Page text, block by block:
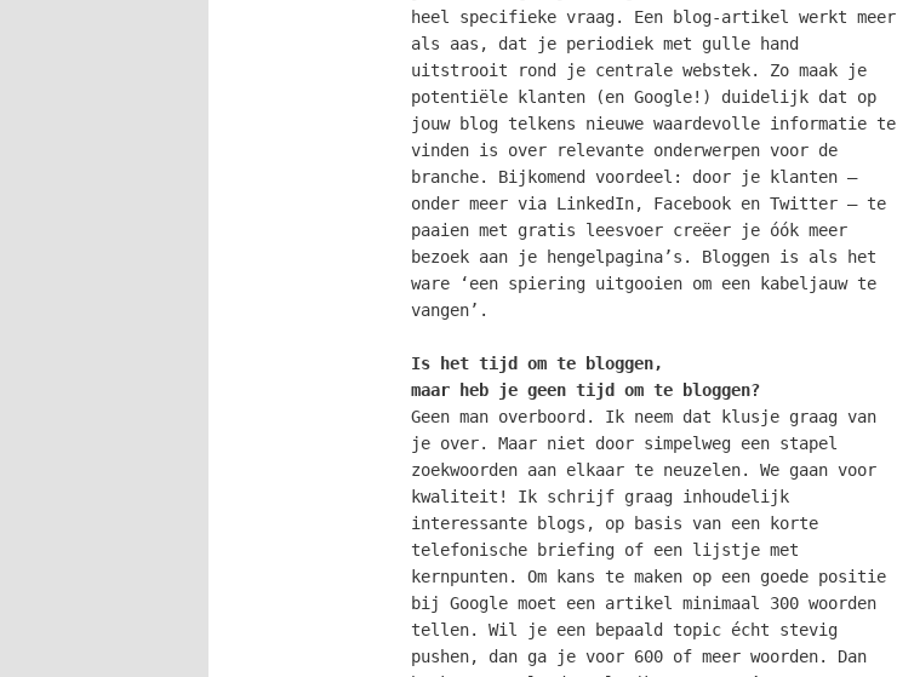
heel specifieke vraag. Een blog-artikel werkt meer
als aas, dat je periodiek met gulle hand
uitstrooit rond je centrale webstek. Zo maak je
potentiële klanten (en Google!) duidelijk dat op
jouw blog telkens nieuwe waardevolle informatie te
vinden is over relevante onderwerpen voor de
branche. Bijkomend voordeel: door je klanten –
onder meer via LinkedIn, Facebook en Twitter – te
paaien met gratis leesvoer creëer je óók meer
bezoek aan je hengelpagina’s. Bloggen is als het
ware ‘een spiering uitgooien om een kabeljauw te
vangen’.
Is het tijd om te bloggen,
maar heb je geen tijd om te bloggen?
Geen man overboord. Ik neem dat klusje graag van
je over. Maar niet door simpelweg een stapel
zoekwoorden aan elkaar te neuzelen. We gaan voor
kwaliteit! Ik schrijf graag inhoudelijk
interessante blogs, op basis van een korte
telefonische briefing of een lijstje met
kernpunten. Om kans te maken op een goede positie
bij Google moet een artikel minimaal 300 woorden
tellen. Wil je een bepaald topic écht stevig
pushen, dan ga je voor 600 of meer woorden. Dan